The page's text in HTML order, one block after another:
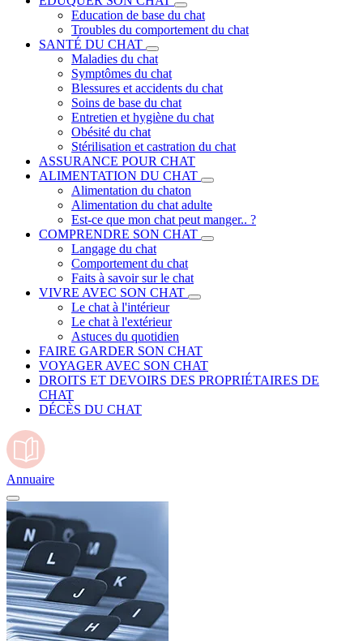
Education de base du chat
Troubles du comportement du chat
SANTÉ DU CHAT
Maladies du chat
Symptômes du chat
Blessures et accidents du chat
Soins de base du chat
Entretien et hygiène du chat
Obésité du chat
Stérilisation et castration du chat
ASSURANCE POUR CHAT
ALIMENTATION DU CHAT
Alimentation du chaton
Alimentation du chat adulte
Est-ce que mon chat peut manger.. ?
COMPRENDRE SON CHAT
Langage du chat
Comportement du chat
Faits à savoir sur le chat
VIVRE AVEC SON CHAT
Le chat à l'intérieur
Le chat à l'extérieur
Astuces du quotidien
FAIRE GARDER SON CHAT
VOYAGER AVEC SON CHAT
DROITS ET DEVOIRS DES PROPRIÉTAIRES DE
CHAT
DÉCÈS DU CHAT
Annuaire